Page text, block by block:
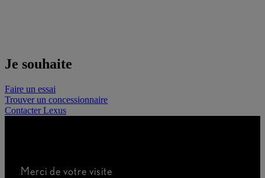
Je souhaite
Faire un essai
Trouver un concessionnaire
Contacter Lexus
Merci de votre visite